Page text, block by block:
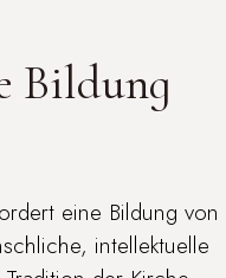
Bildung
eine Bildung von
intellektuelle